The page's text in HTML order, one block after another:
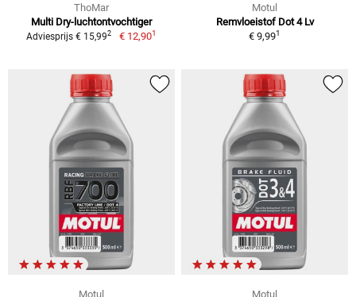
ThoMar
Multi Dry-luchtontvochtiger
Adviesprijs € 15,992 € 12,901
Motul
Remvloeistof Dot 4 Lv
€ 9,991
Motul
Motul